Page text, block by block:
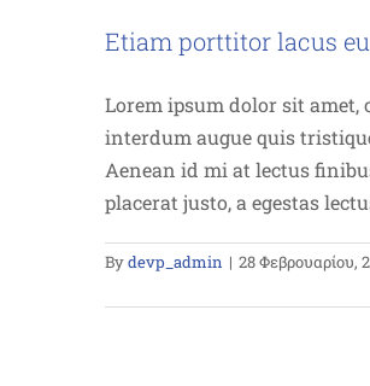
Etiam porttitor lacus
Lorem ipsum dolor sit amet,
interdum augue quis
Aenean id mi at lectus
placerat justo, a egestas
Bydevp_admin | 28 Φεβρουαρίου,